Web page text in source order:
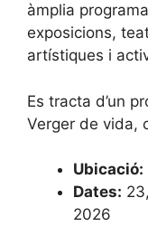
àmplia
exposicions,
artístiques i
Es tracta d’un
Verger de vida,
Ubicació:
Dates:
2026